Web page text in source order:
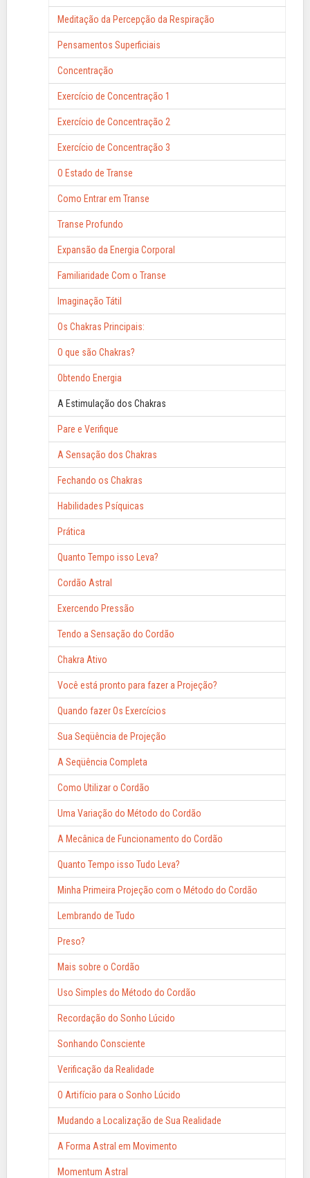
Meditação da Percepção da Respiração
Pensamentos Superficiais
Concentração
Exercício de Concentração 1
Exercício de Concentração 2
Exercício de Concentração 3
O Estado de Transe
Como Entrar em Transe
Transe Profundo
Expansão da Energia Corporal
Familiaridade Com o Transe
Imaginação Tátil
Os Chakras Principais:
O que são Chakras?
Obtendo Energia
A Estimulação dos Chakras
Pare e Verifique
A Sensação dos Chakras
Fechando os Chakras
Habilidades Psíquicas
Prática
Quanto Tempo isso Leva?
Cordão Astral
Exercendo Pressão
Tendo a Sensação do Cordão
Chakra Ativo
Você está pronto para fazer a Projeção?
Quando fazer Os Exercícios
Sua Seqüência de Projeção
A Seqüência Completa
Como Utilizar o Cordão
Uma Variação do Método do Cordão
A Mecânica de Funcionamento do Cordão
Quanto Tempo isso Tudo Leva?
Minha Primeira Projeção com o Método do Cordão
Lembrando de Tudo
Preso?
Mais sobre o Cordão
Uso Simples do Método do Cordão
Recordação do Sonho Lúcido
Sonhando Consciente
Verificação da Realidade
O Artifício para o Sonho Lúcido
Mudando a Localização de Sua Realidade
A Forma Astral em Movimento
Momentum Astral